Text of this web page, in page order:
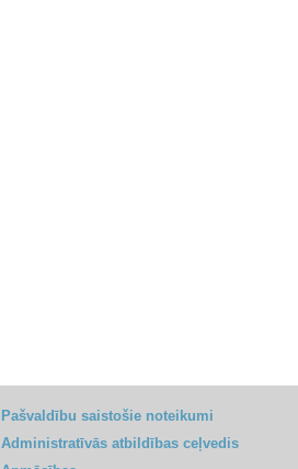
Pašvaldību saistošie noteikumi
Administratīvās atbildības ceļvedis